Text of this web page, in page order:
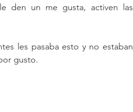
den un me gusta, activen las
les pasaba esto y no estaban
gusto.